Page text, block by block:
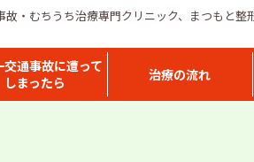
・むちうち治療専門クリニック、まつもと整
交通事故に遭って
しまったら
治療の流れ